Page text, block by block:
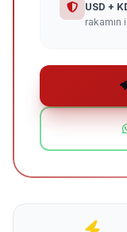
USD +
rakamın